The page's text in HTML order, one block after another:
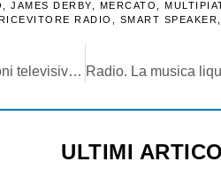
JAMES DERBY MERCATO
RICEVITORE RADIO SMART SPEAKER
Tlc & Tv. 5G: in Germania test per le trasmissioni televisive in banda ultralarga
ULTIMI